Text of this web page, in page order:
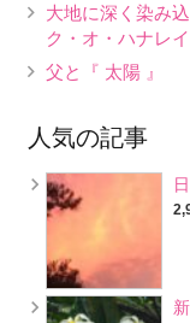
大地に深く染み
ク・オ・ハナレイ
父と『 太陽 』
人気の記事